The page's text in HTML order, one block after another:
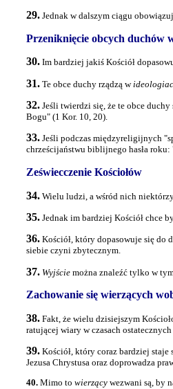
29.Jednak w dalszym ciągu
Przeniknięcie obcych duchów
30.Im bardziej jakiś Kościół
31.Te obce duchy rządzą w
32.Jeśli twierdzi się, że te obce duchy
Bogu" (1 Kor. 10, 20).
33.Jeśli podczas międzyreligijnych
chrześcijaństwu biblijnego hasła
Zeświecczenie Kościołów
34.Wielu ludzi, a wśród nich
35.Jednak im bardziej Kościół chce
36.Kościół, który dopasowuje się do
siebie czyni zbytecznym.
37. Wyjściemożna znaleźć tylko w
Zachowanie się wierzących
38.Fakt, że wielu dzisiejszym
ratującej wiary w czasach
39.Kościół, który coraz bardziej staje
Jezusa Chrystusa oraz doprowadza
40.Mimo to wierzącywezwani są, by